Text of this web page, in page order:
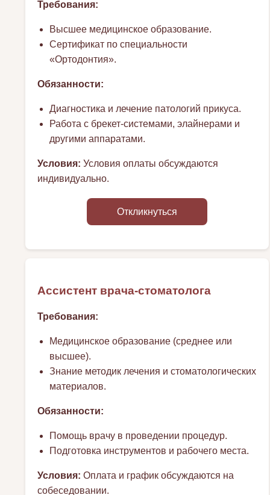
Требования:
Высшее медицинское образование.
Сертификат по специальности
«Ортодонтия».
Обязанности:
Диагностика и лечение патологий прикуса.
Работа с брекет-системами, элайнерами и
другими аппаратами.
Условия: Условия оплаты обсуждаются
индивидуально.
Откликнуться
Ассистент врача-стоматолога
Требования:
Медицинское образование (среднее или
высшее).
Знание методик лечения и стоматологических
материалов.
Обязанности:
Помощь врачу в проведении процедур.
Подготовка инструментов и рабочего места.
Условия: Оплата и график обсуждаются на
собеседовании.